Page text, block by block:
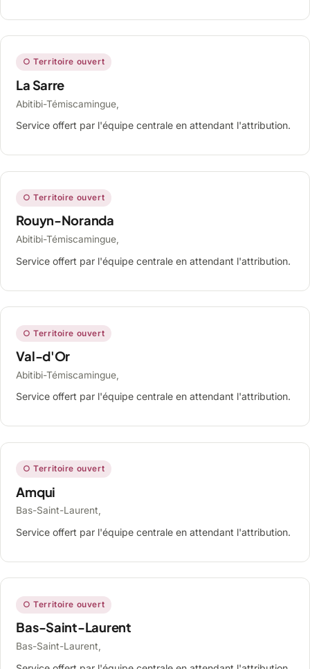
○ Territoire ouvert
La Sarre
Abitibi-Témiscamingue,
Service offert par l'équipe centrale en attendant l'attribution.
○ Territoire ouvert
Rouyn-Noranda
Abitibi-Témiscamingue,
Service offert par l'équipe centrale en attendant l'attribution.
○ Territoire ouvert
Val-d'Or
Abitibi-Témiscamingue,
Service offert par l'équipe centrale en attendant l'attribution.
○ Territoire ouvert
Amqui
Bas-Saint-Laurent,
Service offert par l'équipe centrale en attendant l'attribution.
○ Territoire ouvert
Bas-Saint-Laurent
Bas-Saint-Laurent,